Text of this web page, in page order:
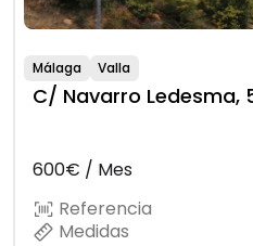
Málaga Valla
C/ Navarro Ledesma,
600€ / Mes
Referencia
Medidas